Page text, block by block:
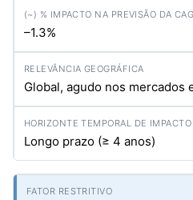
–1.3%
Global, agudo nos mercados
Longo prazo (≥ 4 anos)